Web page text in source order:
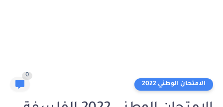
الامتحان الوطني 2022
0